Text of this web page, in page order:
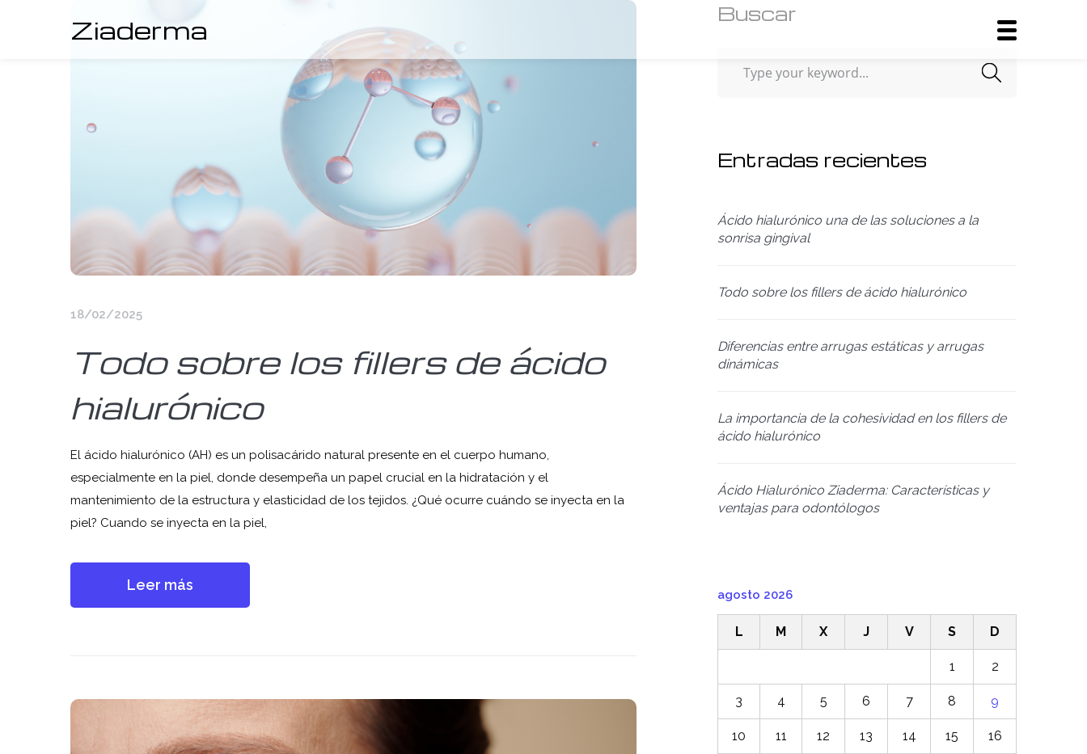
Ziaderma
18/02/2025
Todo sobre los fillers de ácido
hialurónico
El ácido hialurónico (AH) es un polisacárido natural presente en el cuerpo humano,
especialmente en la piel, donde desempeña un papel crucial en la hidratación y el
mantenimiento de la estructura y elasticidad de los tejidos. ¿Qué ocurre cuándo se inyecta en la
piel? Cuando se inyecta en la piel,
Leer más
Buscar
Entradas recientes
Ácido hialurónico una de las soluciones a la
sonrisa gingival
Todo sobre los fillers de ácido hialurónico
Diferencias entre arrugas estáticas y arrugas
dinámicas
La importancia de la cohesividad en los fillers de
ácido hialurónico
Ácido Hialurónico Ziaderma: Características y
ventajas para odontólogos
agosto 2026
L M X J V S D
1 2
3 4 5 6 7 8 9
10 11 12 13 14 15 16